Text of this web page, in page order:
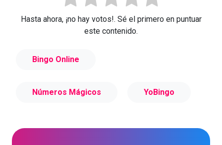
Hasta ahora, ¡no hay votos!. Sé el primero en puntuar
este contenido.
Bingo Online
Números Mágicos YoBingo